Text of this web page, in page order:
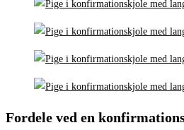
Fordele ved en